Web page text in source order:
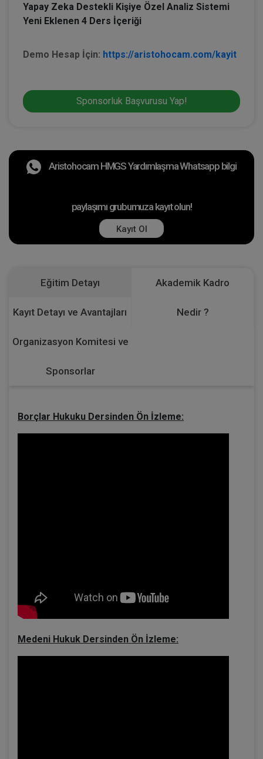
Yapay Zeka Destekli Kişiye Özel Analiz Sistemi
Yeni Eklenen 4 Ders İçeriği
Demo Hesap İçin: https://aristohocam.com/kayit
Sponsorluk Başvurusu Yap!
Aristohocam HMGS Yardımlaşma Whatsapp bilgi
paylaşımı grubumuza kayıt olun!
Kayıt Ol
Eğitim Detayı Akademik Kadro
Kayıt Detayı ve Avantajları Nedir ?
Organizasyon Komitesi ve
Sponsorlar
Borçlar Hukuku Dersinden Ön İzleme:
Medeni Hukuk Dersinden Ön İzleme: